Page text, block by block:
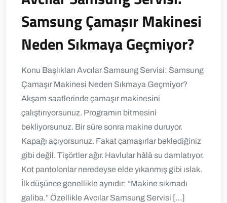
Samsung Çamaşır Makinesi
Neden Sıkmaya Geçmiyor?
Konu Başlıkları Avcılar Samsung Servisi: Samsung
Çamaşır Makinesi Neden Sıkmaya Geçmiyor?
Akşam saatlerinde çamaşır makinesini
çalıştırıyorsunuz. Programın bitmesini
bekliyorsunuz. Bir süre sonra makine duruyor.
Kapağı açıyorsunuz. Fakat çamaşırlar beklediğiniz
gibi değil. Tişörtler ağır. Havlular hâlâ su damlatıyor.
Kot pantolonlar neredeyse elde yıkanmış gibi ıslak.
İlk düşünce genellikle aynıdır: “Makine sıkmadı
galiba.” Özellikle Avcılar Samsung Servisi […]